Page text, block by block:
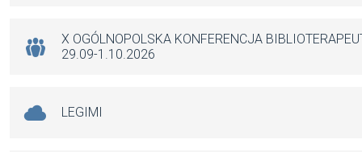
X OGÓLNOPOLSKA KONFERENCJA
29.09-1.10.2026
LEGIMI